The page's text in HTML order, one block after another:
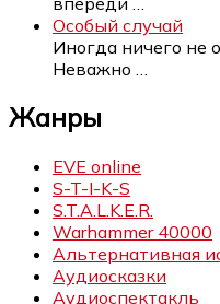
Особый случай
Иногда ничего не
Неважно
Жанры
EVE online
S-T-I-K-S
S.T.A.L.K.E.R.
Warhammer 40000
Альтернативная
Аудиосказки
Аудиоспектакль